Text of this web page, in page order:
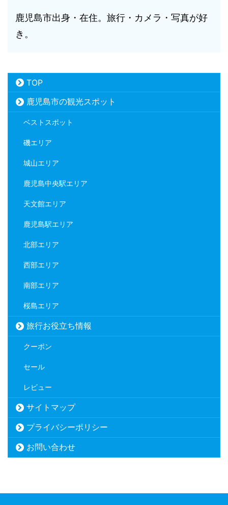
鹿児島市出身・在住。旅行・カメラ・写真が好
き。
TOP
鹿児島市の観光スポット
ベストスポット
磯エリア
城山エリア
鹿児島中央駅エリア
天文館エリア
鹿児島駅エリア
北部エリア
西部エリア
南部エリア
桜島エリア
旅行お役立ち情報
クーポン
セール
レビュー
サイトマップ
プライバシーポリシー
お問い合わせ